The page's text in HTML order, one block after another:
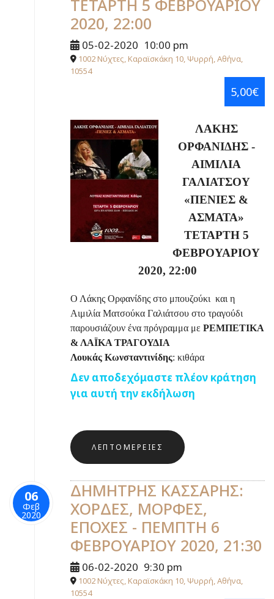
ΤΕΤΑΡΤΗ 5 ΦΕΒΡΟΥΑΡΙΟΥ
2020, 22:00
05-02-2020 10:00 pm
1002 Νύχτες, Καραϊσκάκη 10, Ψυρρή, Αθήνα,
10554
5,00€
ΛΑΚΗΣ
ΟΡΦΑΝΙΔΗΣ -
ΑΙΜΙΛΙΑ
ΓΑΛΙΑΤΣΟΥ
«ΠΕΝΙΕΣ &
ΑΣΜΑΤΑ»
ΤΕΤΑΡΤΗ 5
ΦΕΒΡΟΥΑΡΙΟΥ
2020, 22:00
Ο Λάκης Ορφανίδης στο μπουζούκι και η
Αιμιλία Ματσούκα Γαλιάτσου στο τραγούδι
παρουσιάζουν ένα πρόγραμμα με ΡΕΜΠΕΤΙΚΑ
& ΛΑΪΚΑ ΤΡΑΓΟΥΔΙΑ
Λουκάς Κωνσταντινίδης: κιθάρα
Δεν αποδεχόμαστε πλέον κράτηση
για αυτή την εκδήλωση
ΛΕΠΤΟΜΈΡΕΙΕΣ
06
Φεβ
2020
ΔΗΜΗΤΡΗΣ ΚΑΣΣΑΡΗΣ:
ΧΟΡΔΕΣ, ΜΟΡΦΕΣ,
ΕΠΟΧΕΣ - ΠΕΜΠΤΗ 6
ΦΕΒΡΟΥΑΡΙΟΥ 2020, 21:30
06-02-2020 9:30 pm
1002 Νύχτες, Καραϊσκάκη 10, Ψυρρή, Αθήνα,
10554